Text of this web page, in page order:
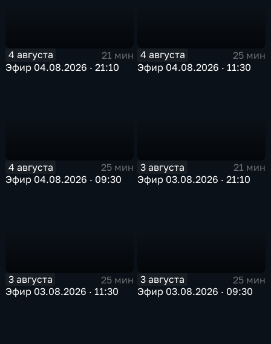
4 августа
21 мин
Эфир 04.08.2026 · 21:10
4 августа
25 мин
Эфир 04.08.2026 · 11:30
4 августа
25 мин
Эфир 04.08.2026 · 09:30
3 августа
21 мин
Эфир 03.08.2026 · 21:10
3 августа
25 мин
Эфир 03.08.2026 · 11:30
3 августа
25 мин
Эфир 03.08.2026 · 09:30